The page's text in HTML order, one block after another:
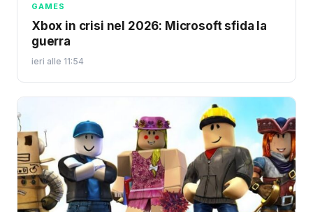
GAMES
Xbox in crisi nel 2026: Microsoft sfida la
guerra
ieri alle 11:54